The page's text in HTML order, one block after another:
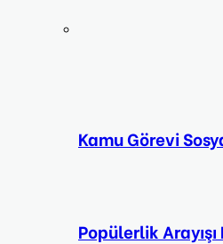
Kamu Görevi
Popülerlik